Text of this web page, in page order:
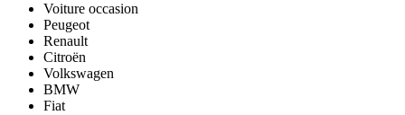
Voiture occasion
Peugeot
Renault
Citroën
Volkswagen
BMW
Fiat